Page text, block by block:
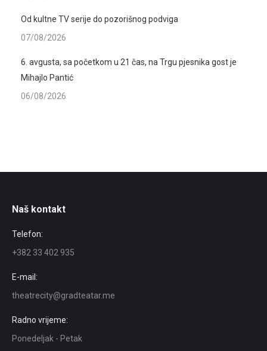
Od kultne TV serije do pozorišnog podviga
07/08/2026
6. avgusta, sa početkom u 21 čas, na Trgu pjesnika gost je
Mihajlo Pantić
06/08/2026
Naš kontakt
Telefon:
+382 33 402 935
E-mail:
theatrecity@gradteatar.me
Radno vrijeme:
Ponedeljak - Petak